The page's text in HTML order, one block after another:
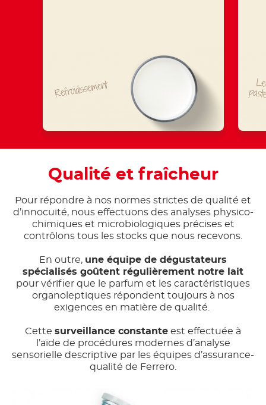
Refroidissement
Qualité et fraîcheur
Pour répondre à nos normes strictes de qualité et
d’innocuité, nous effectuons des analyses physico-
chimiques et microbiologiques précises et
contrôlons tous les stocks que nous recevons.
En outre, une équipe de dégustateurs
spécialisés goûtent régulièrement notre lait
pour vérifier que le parfum et les caractéristiques
organoleptiques répondent toujours à nos
exigences en matière de qualité.
Cette surveillance constante est effectuée à
l’aide de procédures modernes d’analyse
sensorielle descriptive par les équipes d’assurance-
qualité de Ferrero.